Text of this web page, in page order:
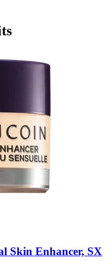
Skin Enhancer, SX